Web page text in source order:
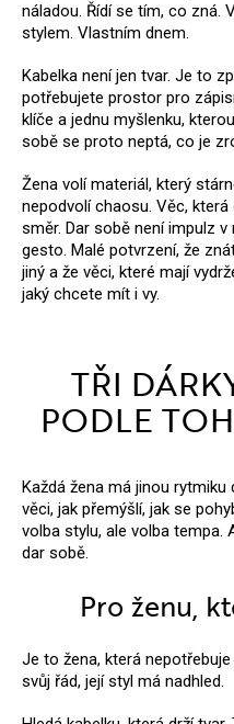
náladou. Řídí se tím, co zná.
stylem. Vlastním dnem.
Kabelka není jen tvar. Je to
potřebujete prostor pro
klíče a jednu myšlenku,
sobě se proto neptá, co je
Žena volí materiál, který
nepodvolí chaosu. Věc, která
směr. Dar sobě není impulz v
gesto. Malé potvrzení, že
jiný a že věci, které mají
jaký chcete mít i vy.
TŘI
PODLE
Každá žena má jinou
věci, jak přemýšlí, jak se
volba stylu, ale volba tempa.
dar sobě.
Pro ženu,
Je to žena, která
svůj řád, její styl má nadhled.